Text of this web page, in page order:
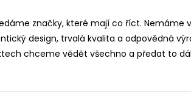
značky, které mají co říct. Nemáme
design, trvalá kvalita a odpovědná
chceme vědět všechno a předat to